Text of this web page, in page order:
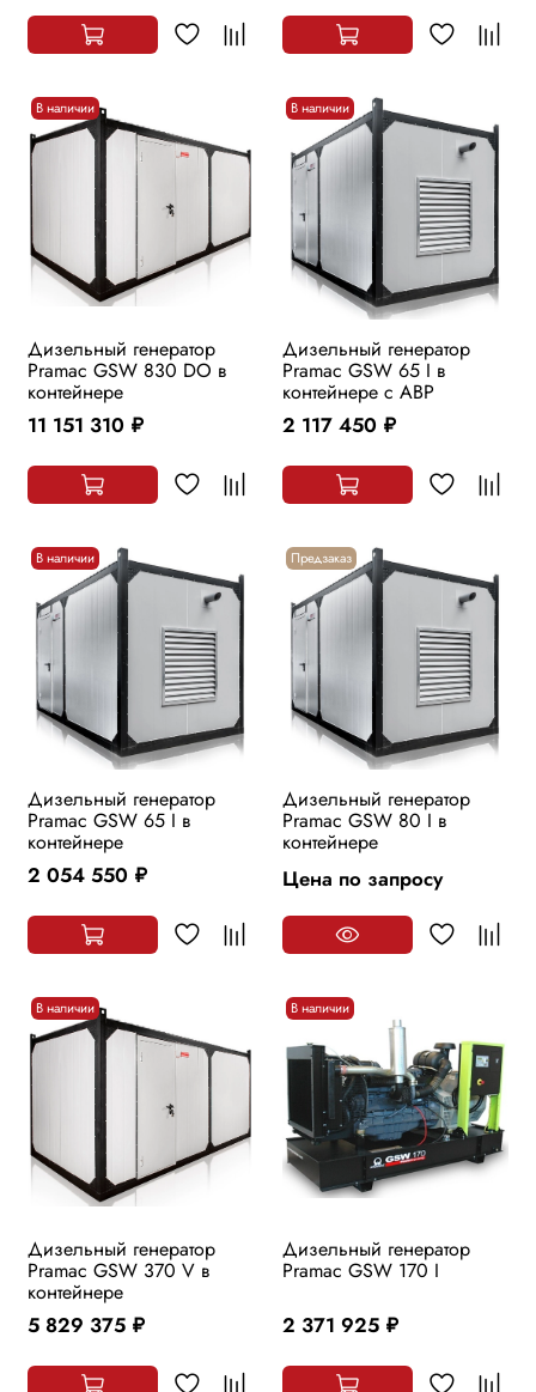
В наличии
Дизельный генератор
Pramac GSW 830 DO в
контейнере
11 151 310 руб.
В наличии
Дизельный генератор
Pramac GSW 65 I в
контейнере с АВР
2 117 450 руб.
В наличии
Дизельный генератор
Pramac GSW 65 I в
контейнере
2 054 550 руб.
Предзаказ
Дизельный генератор
Pramac GSW 80 I в
контейнере
Цена по запросу
В наличии
Дизельный генератор
Pramac GSW 370 V в
контейнере
5 829 375 руб.
В наличии
Дизельный генератор
Pramac GSW 170 I
2 371 925 руб.